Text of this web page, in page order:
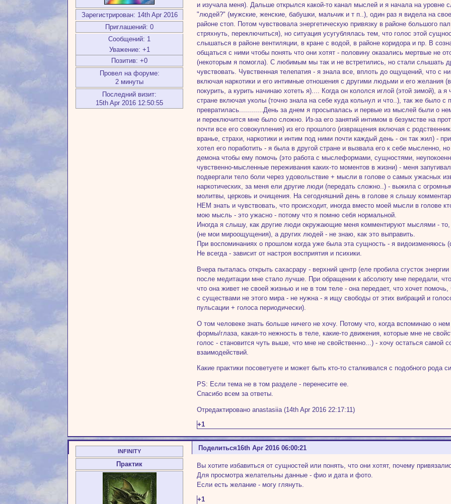
Зарегистрирован: 14th Apr 2016
Приглашений: 0
Сообщений: 1
Уважение: +1
Позитив: +0
Провел на форуме:
2 минуты
Последний визит:
15th Apr 2016 12:50:55
и изучала меня). Дальше открылся какой-то канал мыслей и я начала на
"людей?" (мужские, женские, бабушки, мальчик и т п..), один раз я видела на
районе стоп. Потом чувствовала энергетическую привязку в районе большого
стряхнуть, переключиться), но ситуация усугублялась тем, что голос этой
слышаться в районе вентиляции, в кране с водой, в районе коридора и пр. В
общаться с ними чтобы понять что они хотят - половину оказались мертвые не
(некоторым я помогла). С любимым мы так и не встретились, но стали слышать
чувствовать. Чувственная телепатия - я знала все, вплоть до ощущений, что с
включая наркотики и его интимные отношения с другими людьми и его желания
покурить, а курить начинаю хотеть я).... Когда он кололся иглой (этой зимой), а я
стране включая уколы (точно знала на себе куда кольнул и что..), так же было
превратилась............День за днем я просыпалась и первые из мыслей были о
и переключится мне было сложно. Из-за его занятий интимом в безумстве на
почти все его совокупления) из его прошлого (извращения включая с
вранье, страхи, наркотики и интим под ними почти каждый день - он так жил) -
хотел его поработить - я была в другой стране и вызвала его к себе мысленно,
демона чтобы ему помочь (это работа с мыслеформами, сущностями,
чувственно-мысленные переживания каких-то моментов в жизни) - меня
подвергали тело боли через удовольствие + мысли в голове о самых ужасных
наркотических, за меня ели другие люди (передать сложно..) - выжила с
молитвы, церковь и очищения. На сегодняшний день в голове я слышу
НЕМ знать и чувствовать, что происходит, иногда вместо моей мысли в голове
мою мысль - это ужасно - потому что я помню себя нормальной.
Иногда я слышу, как другие люди окружающие меня комментируют мыслями -
(не мои мироощущения), а других людей - не знаю, как это выправить.
При воспоминаниях о прошлом когда уже была эта сущность - я видоизменяюсь
Не всегда - зависит от настроя восприятия и психики.
Вчера пыталась открыть сахасрару - верхний центр (еле пробила сгусток
после медитации мне стало лучше. При обращении к абсолюту мне передали,
что она живет не своей жизнью и не в том теле - она передает, что хочет
с существами не этого мира - не нужна - я ищу свободы от этих вибраций и
пульсации + голоса периодически).
О том человеке знать больше ничего не хочу. Потому что, когда вспоминаю о
формы/глаза, какая-то нежность в теле, какие-то движения, которые мне не
голос - становится чуть выше, что мне не свойственно...) - хочу остаться самой
взаимодействий.
Какие практики посоветуете и может быть кто-то сталкивался с подобного рода
PS: Если тема не в том разделе - перенесите ее.
Спасибо всем за ответы.
Отредактировано anastasiia (14th Apr 2016 22:17:11)
+1
Поделиться16th Apr 2016 06:00:21
INFINITY
Практик
Вы хотите избавиться от сущностей или понять, что они хотят, почему
Для просмотра желательны данные - фио и дата и фото.
Если есть желание - могу глянуть.
+1